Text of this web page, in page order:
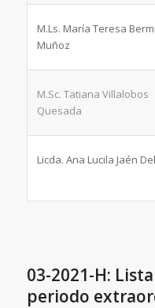
M.Ls. María Teresa
Muñoz
M.Sc. Tatiana Villalobos
Quesada
Licda. Ana Lucila Jaén
03-2021-H:
periodo